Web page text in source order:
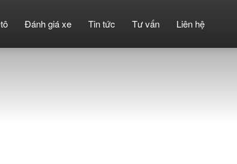
Đánh giá xe Tin tức Tư vấn Liên hệ